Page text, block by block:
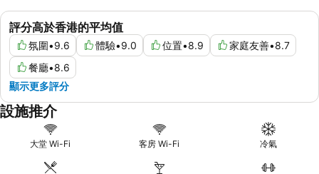
評分高於香港的平均值
氛圍•9.6 體驗•9.0 位置•8.9 家庭友善•8.7
餐廳•8.6
顯示更多評分
設施推介
大堂 Wi-Fi 客房 Wi-Fi 冷氣